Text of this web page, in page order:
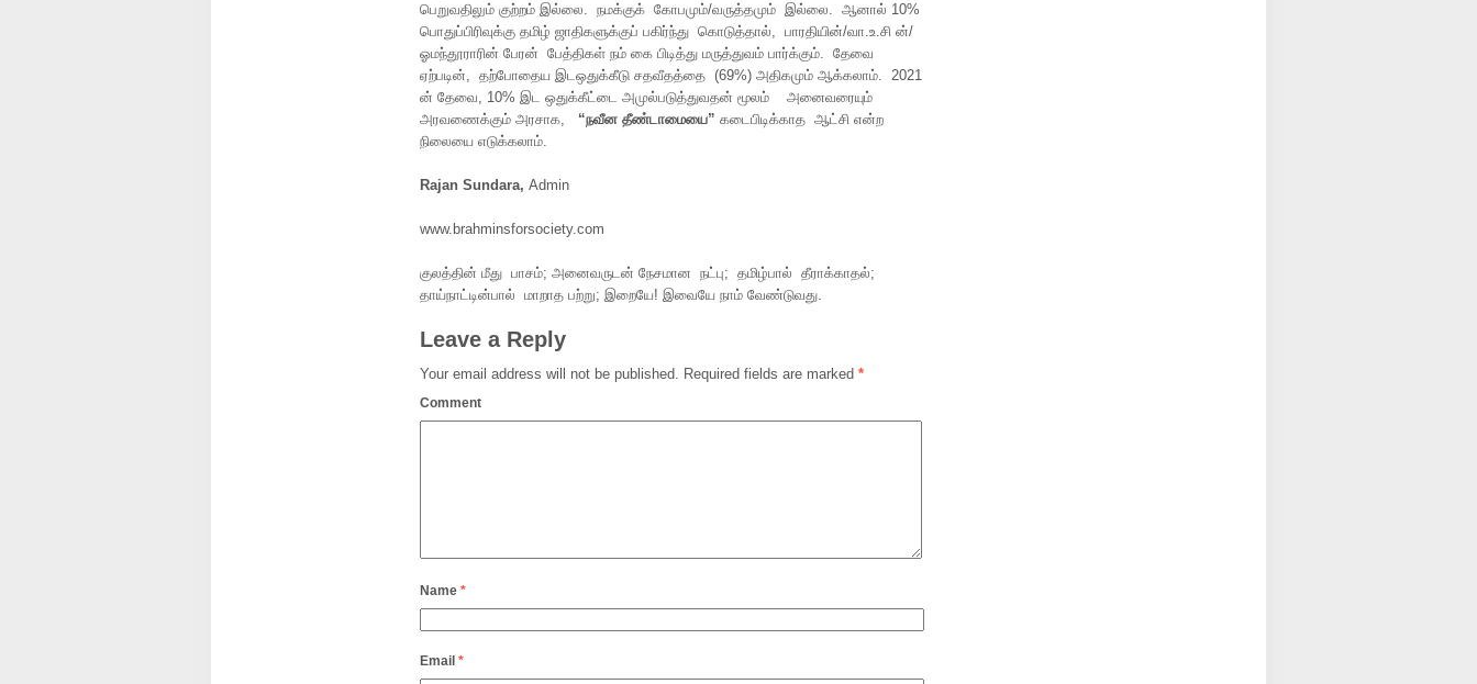
பெறுவதிலும் குற்றம் இல்லை. நமக்குக் கோபமும்/வருத்தமும் இல்லை. ஆனால் 10%
பொதுப்பிரிவுக்கு தமிழ் ஜாதிகளுக்குப் பகிர்ந்து கொடுத்தால், பாரதியின்/வா.உ.சி ன்/
ஓமந்தூராரின் பேரன் பேத்திகள் நம் கை பிடித்து மருத்துவம் பார்க்கும். தேவை
ஏற்படின், தற்போதைய இடஒதுக்கீடு சதவீதத்தை (69%) அதிகமும் ஆக்கலாம். 2021
ன் தேவை, 10% இட ஒதுக்கீட்டை அமுல்படுத்துவதன் மூலம் அனைவரையும்
அரவணைக்கும் அரசாக, “நவீன தீண்டாமையை” கடைபிடிக்காத ஆட்சி என்ற
நிலையை எடுக்கலாம்.
Rajan Sundara, Admin
www.brahminsforsociety.com
குலத்தின் மீது பாசம்; அனைவருடன் நேசமான நட்பு; தமிழ்பால் தீராக்காதல்;
தாய்நாட்டின்பால் மாறாத பற்று; இறையே! இவையே நாம் வேண்டுவது.
Leave a Reply
Your email address will not be published. Required fields are marked *
Comment
Name *
Email *